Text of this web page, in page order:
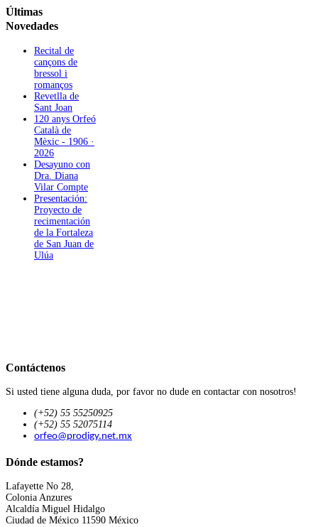
Últimas
Novedades
Recital de
cançons de
bressol i
romanços
Revetlla de
Sant Joan
120 anys Orfeó
Català de
Mèxic - 1906 ·
2026
Desayuno con
Dra. Diana
Vilar Compte
Presentación:
Proyecto de
recimentación
de la Fortaleza
de San Juan de
Ulúa
Contáctenos
Si usted tiene alguna duda, por favor no dude en contactar con nosotros!
(+52) 55 55250925
(+52) 55 52075114
orfeo@prodigy.net.mx
Dónde estamos?
Lafayette No 28,
Colonia Anzures
Alcaldía Miguel Hidalgo
Ciudad de México 11590 México